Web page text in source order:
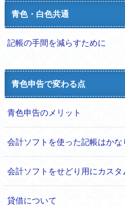
青色・白色共通
記帳の手間を減らすために
青色申告で変わる点
青色申告のメリット
会計ソフトを使った記帳はかな
会計ソフトをせどり用にカスタ
貸借について